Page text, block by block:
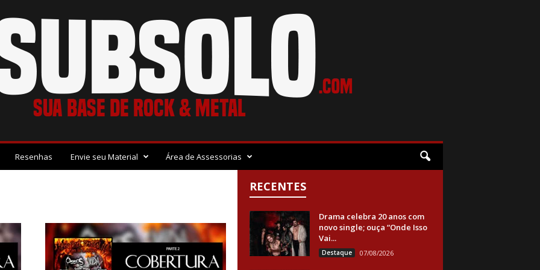
Resenhas Envie seu Material Área de Assessorias
RECENTES
Drama celebra 20 anos com
novo single; ouça “Onde Isso
Vai...
Destaque 07/08/2026